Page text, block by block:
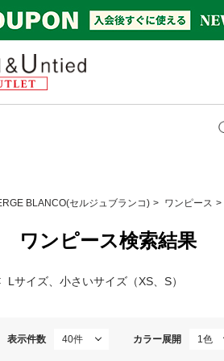
BLANCO(セルジュブランコ) ワンピース
ワンピース検索結果
Lサイズ、小さいサイズ（XS、S）
表示件数 カラー展開